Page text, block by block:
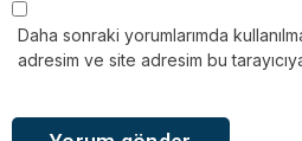
Daha sonraki yorumlarımda
adresim ve site adresim bu